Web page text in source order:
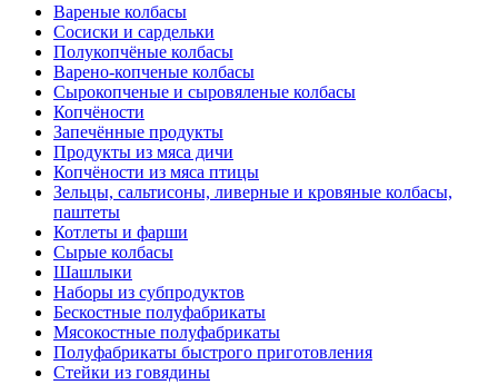
Вареные колбасы
Сосиски и сардельки
Полукопчёные колбасы
Варено-копченые колбасы
Сырокопченые и сыровяленые колбасы
Копчёности
Запечённые продукты
Продукты из мяса дичи
Копчёности из мяса птицы
Зельцы, сальтисоны, ливерные и кровяные колбасы,
паштеты
Котлеты и фарши
Сырые колбасы
Шашлыки
Наборы из субпродуктов
Бескостные полуфабрикаты
Мясокостные полуфабрикаты
Полуфабрикаты быстрого приготовления
Стейки из говядины